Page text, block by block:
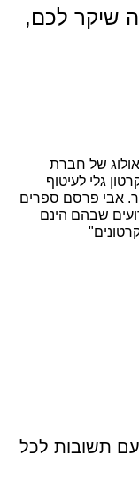
שיקר לכם,
של חברת
גלי לעיטוף
אבי פרסם ספרים
שבהם הינם
תשובות לכל